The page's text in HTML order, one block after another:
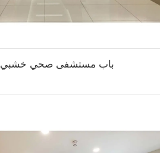
باب مستشفى صحي خشبي